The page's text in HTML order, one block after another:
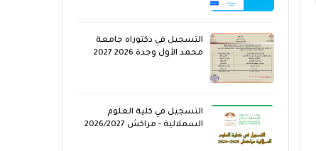
التسجيل في دكتوراه جامعة
محمد الأول وجدة 2026 2027
التسجيل في كلية العلوم
السملالية - مراكش 2026/2027